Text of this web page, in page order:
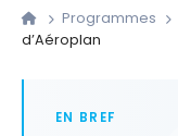
Programmes
d’Aéroplan
EN BREF